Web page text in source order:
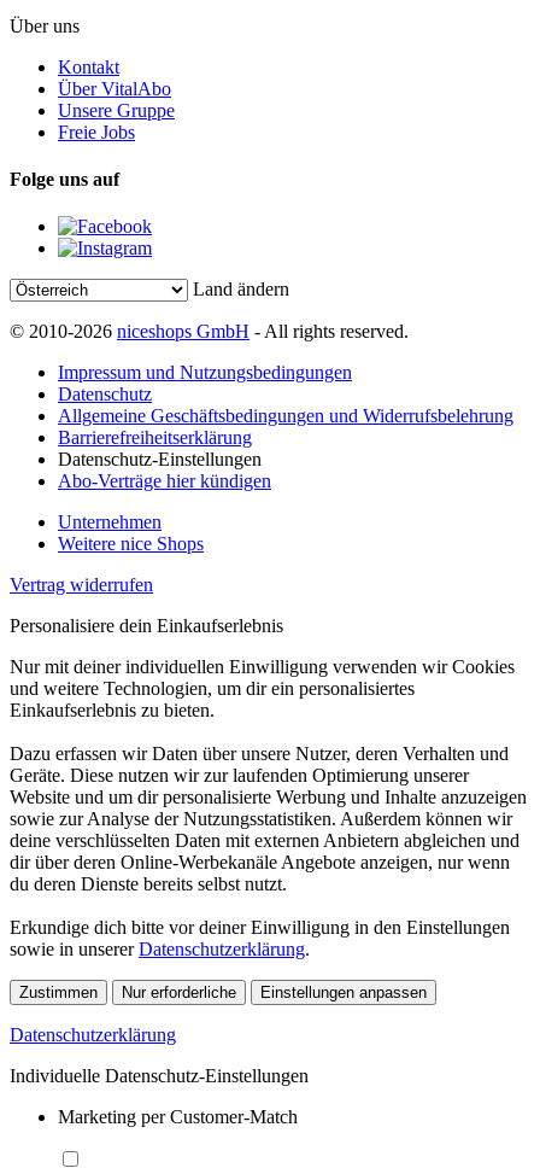
Über uns
Kontakt
Über VitalAbo
Unsere Gruppe
Freie Jobs
Folge uns auf
Land ändern
© 2010-2026 niceshops GmbH - All rights reserved.
Impressum und Nutzungsbedingungen
Datenschutz
Allgemeine Geschäftsbedingungen und Widerrufsbelehrung
Barrierefreiheitserklärung
Datenschutz-Einstellungen
Abo-Verträge hier kündigen
Unternehmen
Weitere nice Shops
Vertrag widerrufen
Personalisiere dein Einkaufserlebnis
Nur mit deiner individuellen Einwilligung verwenden wir Cookies
und weitere Technologien, um dir ein personalisiertes
Einkaufserlebnis zu bieten.
Dazu erfassen wir Daten über unsere Nutzer, deren Verhalten und
Geräte. Diese nutzen wir zur laufenden Optimierung unserer
Website und um dir personalisierte Werbung und Inhalte anzuzeigen
sowie zur Analyse der Nutzungsstatistiken. Außerdem können wir
deine verschlüsselten Daten mit externen Anbietern abgleichen und
dir über deren Online-Werbekanäle Angebote anzeigen, nur wenn
du deren Dienste bereits selbst nutzt.
Erkundige dich bitte vor deiner Einwilligung in den Einstellungen
sowie in unsererDatenschutzerklärung.
Zustimmen Nur erforderliche Einstellungen anpassen
Datenschutzerklärung
Individuelle Datenschutz-Einstellungen
Marketing per Customer-Match